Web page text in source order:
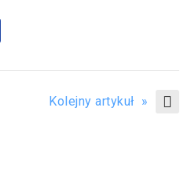
Kolejny artykuł »